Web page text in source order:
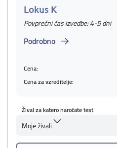
Lokus K
Povprečni čas izvedbe: 4-5 dni
Podrobno
Cena:
Cena za vzreditelje:
Žival za katero naročate test
Moje živali